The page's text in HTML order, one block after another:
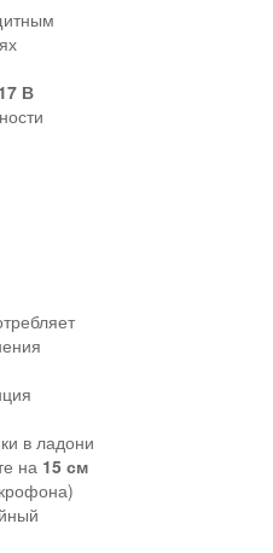
17 В
в ладони
на 15 см